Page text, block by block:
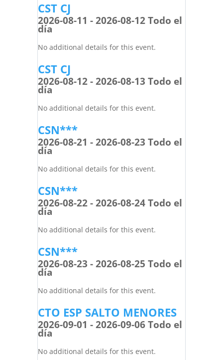
CST CJ
2026-08-11 - 2026-08-12 Todo el
día
No additional details for this event.
CST CJ
2026-08-12 - 2026-08-13 Todo el
día
No additional details for this event.
CSN***
2026-08-21 - 2026-08-23 Todo el
día
No additional details for this event.
CSN***
2026-08-22 - 2026-08-24 Todo el
día
No additional details for this event.
CSN***
2026-08-23 - 2026-08-25 Todo el
día
No additional details for this event.
CTO ESP SALTO MENORES
2026-09-01 - 2026-09-06 Todo el
día
No additional details for this event.